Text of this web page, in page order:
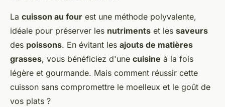
La cuisson au four est une méthode polyvalente,
idéale pour préserver les nutriments et les saveurs
des poissons. En évitant les ajouts de matières
grasses, vous bénéficiez d'une cuisine à la fois
légère et gourmande. Mais comment réussir cette
cuisson sans compromettre le moelleux et le goût de
vos plats ?